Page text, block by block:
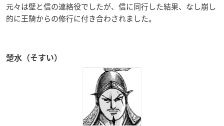
元々は壁と信の連絡役でしたが、信に同行した結果、なし崩し
的に王騎からの修行に付き合わされました。
楚水（そすい）